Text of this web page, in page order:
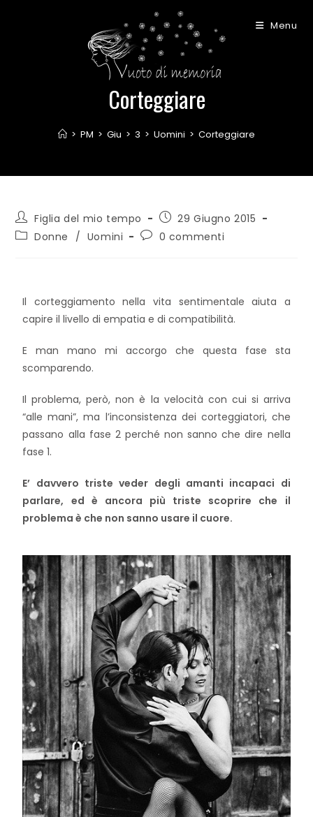
Menu
Corteggiare
> PM > Giu > 3 > Uomini > Corteggiare
Figlia del mio tempo
29 Giugno 2015
Donne
/ Uomini 0 commenti
Il corteggiamento nella vita sentimentale aiuta a
capire il livello di empatia e di compatibilità.
E man mano mi accorgo che questa fase sta
scomparendo.
Il problema, però, non è la velocità con cui si arriva
“alle mani”, ma l’inconsistenza dei corteggiatori, che
passano alla fase 2 perché non sanno che dire nella
fase 1.
E’ davvero triste veder degli amanti incapaci di
parlare, ed è ancora più triste scoprire che il
problema è che non sanno usare il cuore.